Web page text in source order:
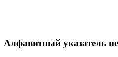
Алфавитный указатель